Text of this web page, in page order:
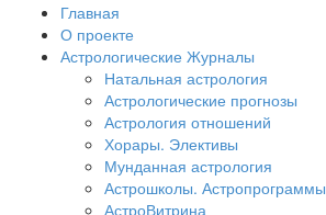
Главная
О проекте
Астрологические Журналы
Натальная астрология
Астрологические прогнозы
Астрология отношений
Хорары. Элективы
Мунданная астрология
Астрошколы. Астропрограммы
АстроВитрина